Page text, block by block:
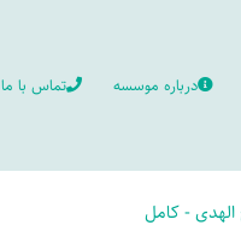
درباره موسسه تماس با ما